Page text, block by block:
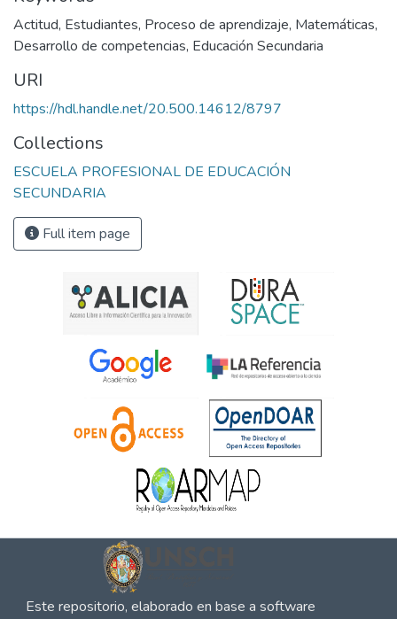
Actitud, Estudiantes, Proceso de aprendizaje, Matemáticas,
Desarrollo de competencias, Educación Secundaria
URI
https://hdl.handle.net/20.500.14612/8797
Collections
ESCUELA PROFESIONAL DE EDUCACIÓN
SECUNDARIA
Full item page
Este repositorio, elaborado en base a software